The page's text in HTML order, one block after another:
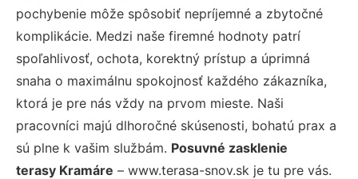
pochybenie môže spôsobiť nepríjemné a zbytočné
komplikácie. Medzi naše firemné hodnoty patrí
spoľahlivosť, ochota, korektný prístup a úprimná
snaha o maximálnu spokojnosť každého zákazníka,
ktorá je pre nás vždy na prvom mieste. Naši
pracovníci majú dlhoročné skúsenosti, bohatú prax a
sú plne k vašim službám. Posuvné zasklenie
terasy Kramáre – www.terasa-snov.sk je tu pre vás.